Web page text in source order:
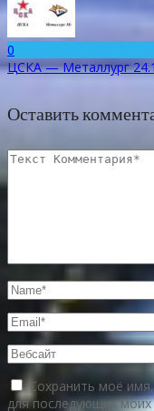
0
ЦСКА — Металлург
Оставить
Сохранить моё
для последующих